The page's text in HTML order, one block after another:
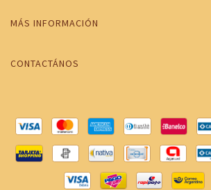
MÁS INFORMACIÓN
CONTACTÁNOS